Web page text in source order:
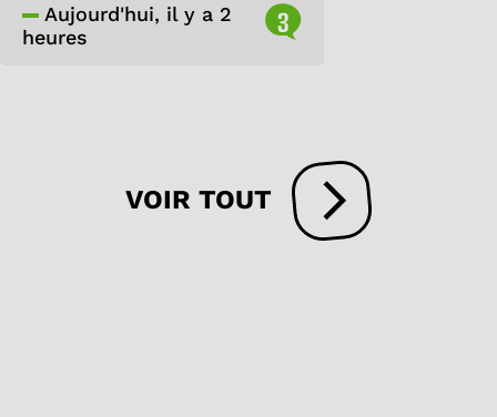
Aujourd'hui, il y a 2
heures
3
VOIR TOUT